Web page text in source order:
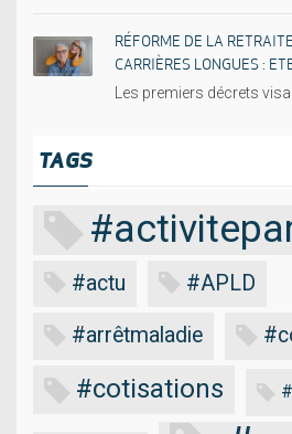
RÉFORME DE LA
CARRIÈRES LONGUES :
Les premiers décrets
TAGS
#actu #APLD
#arrêtmaladie
#cotisations